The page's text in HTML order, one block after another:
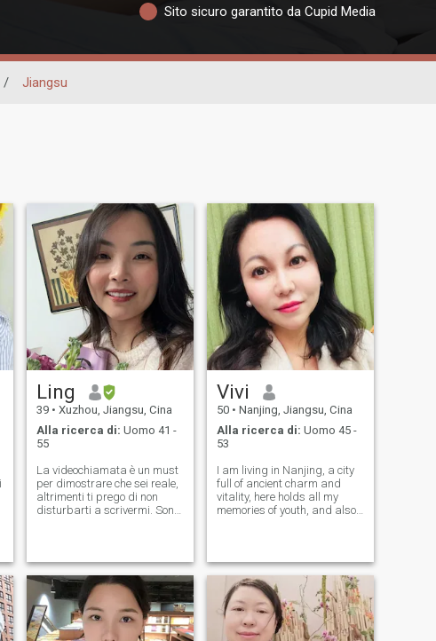
Sito sicuro garantito da Cupid Media
/ Jiangsu
Ling
39 • Xuzhou, Jiangsu, Cina
Alla ricerca di: Uomo 41 -
55
La videochiamata è un must
per dimostrare che sei reale,
altrimenti ti prego di non
disturbarti a scrivermi. Sono
ha insegnato pazienza,
forza e amore incondizionato.
I miei amici dicono che sono
premurosa, calorosa,
energica, affidabile,
emotivamente matura, brava
Vivi
50 • Nanjing, Jiangsu, Cina
Alla ricerca di: Uomo 45 -
53
I am living in Nanjing, a city
full of ancient charm and
vitality, here holds all my
memories of youth, and also
have a great passion for
children. They are the most
pre